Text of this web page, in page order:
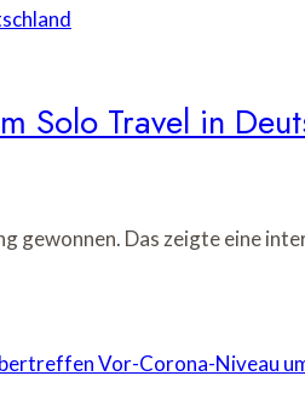
Solo Travel in
gewonnen. Das zeigte eine